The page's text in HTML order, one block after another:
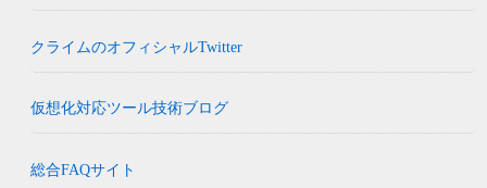
クライムのオフィシャルTwitter
仮想化対応ツール技術ブログ
総合FAQサイト